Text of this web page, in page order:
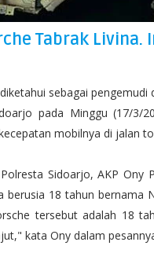
Tabrak Livina.
sebagai
pada Minggu (17/3/
mobilnya di jalan
Sidoarjo, AKP
berusia 18 tahun bernama
tersebut adalah 18
kata Ony dalam